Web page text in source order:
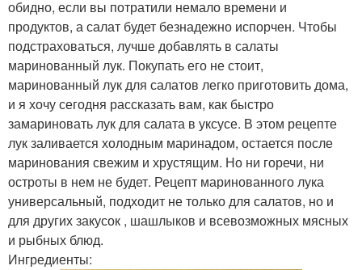
обидно, если вы потратили немало времени и
продуктов, а салат будет безнадежно испорчен. Чтобы
подстраховаться, лучше добавлять в салаты
маринованный лук. Покупать его не стоит,
маринованный лук для салатов легко приготовить дома,
и я хочу сегодня рассказать вам, как быстро
замариновать лук для салата в уксусе. В этом рецепте
лук заливается холодным маринадом, остается после
маринования свежим и хрустящим. Но ни горечи, ни
остроты в нем не будет. Рецепт маринованного лука
универсальный, подходит не только для салатов, но и
для других закусок , шашлыков и всевозможных мясных
и рыбных блюд.
Ингредиенты: